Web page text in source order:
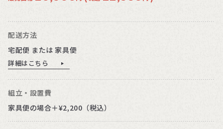
配送方法
宅配便 または 家具便
詳細はこちら
組立・設置費
家具便の場合＋¥2,200（税込）